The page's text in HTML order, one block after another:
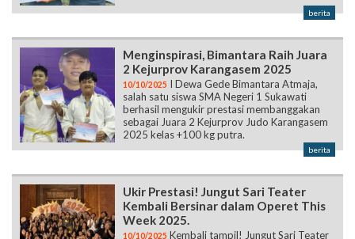
berita
Menginspirasi, Bimantara Raih Juara
2 Kejurprov Karangasem 2025
10/10/2025 I Dewa Gede Bimantara Atmaja,
salah satu siswa SMA Negeri 1 Sukawati
berhasil mengukir prestasi membanggakan
sebagai Juara 2 Kejurprov Judo Karangasem
2025 kelas +100 kg putra.
berita
Ukir Prestasi! Jungut Sari Teater
Kembali Bersinar dalam Operet This
Week 2025.
10/10/2025 Kembali tampil! Jungut Sari Teater